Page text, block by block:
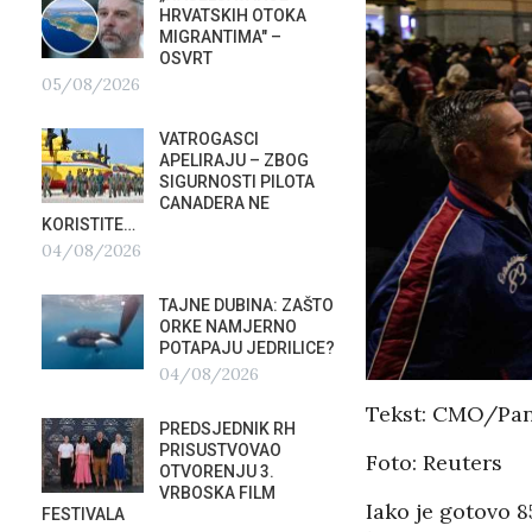
Tekst: CMO/
Foto: Reuters
Iako je gotovo
HRVATSKIH OTOKA
MIGRANTIMA″ –
OSVRT
05/08/2026
VATROGASCI
APELIRAJU – ZBOG
SIGURNOSTI PILOTA
CANADERA NE
KORISTITE…
04/08/2026
TAJNE DUBINA: ZAŠTO
ORKE NAMJERNO
POTAPAJU JEDRILICE?
04/08/2026
PREDSJEDNIK RH
PRISUSTVOVAO
OTVORENJU 3.
VRBOSKA FILM
FESTIVALA
02/
PLURALIZMA –…
01/08/2026
POD
01/
31/